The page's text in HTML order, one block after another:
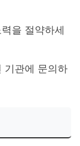
을 절약하세
기관에 문의하